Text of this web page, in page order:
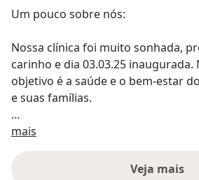
Um pouco sobre nós:
Nossa clínica foi muito sonhada,
carinho e dia 03.03.25 inaugurada.
objetivo é a saúde e o bem-estar
e suas famílias.
Clínica Vaz : Vida, Amor e Zelo!
mais
Veja mais